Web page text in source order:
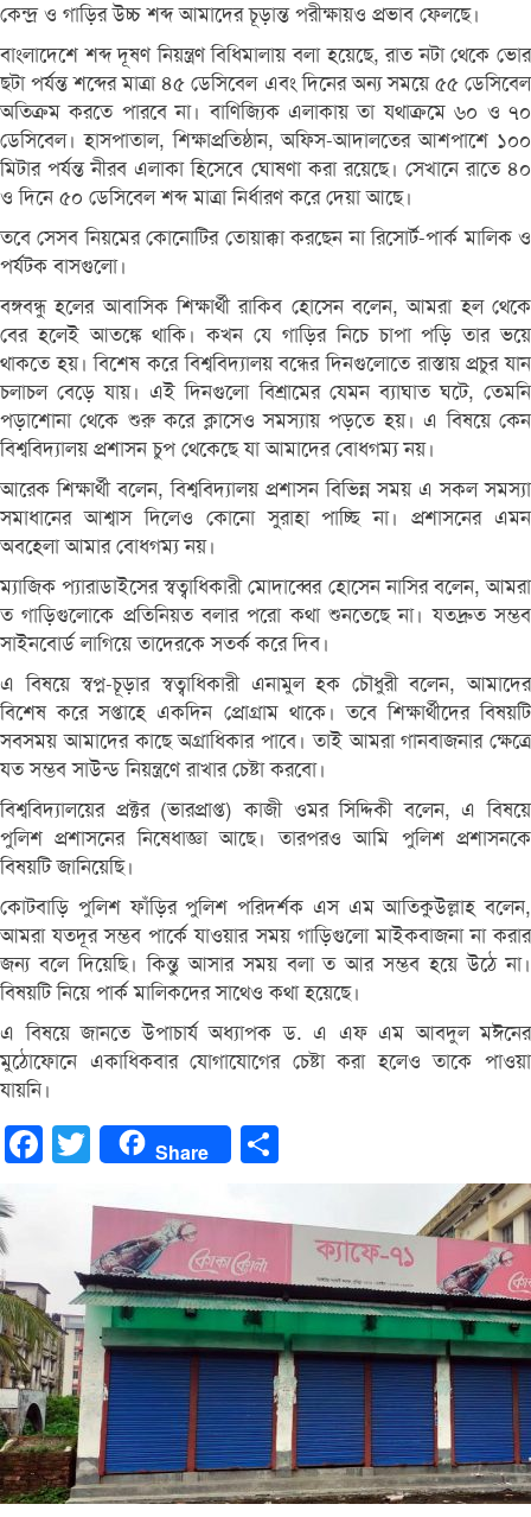
কেন্দ্র ও গাড়ির উচ্চ শব্দ আমাদের চূড়ান্ত পরীক্ষায়ও প্রভাব ফেলছে।
বাংলাদেশে শব্দ দূষণ নিয়ন্ত্রণ বিধিমালায় বলা হয়েছে, রাত নটা থেকে ভোর
ছটা পর্যন্ত শব্দের মাত্রা ৪৫ ডেসিবেল এবং দিনের অন্য সময়ে ৫৫ ডেসিবেল
অতিক্রম করতে পারবে না। বাণিজ্যিক এলাকায় তা যথাক্রমে ৬০ ও ৭০
ডেসিবেল। হাসপাতাল, শিক্ষাপ্রতিষ্ঠান, অফিস-আদালতের আশপাশে ১০০
মিটার পর্যন্ত নীরব এলাকা হিসেবে ঘোষণা করা রয়েছে। সেখানে রাতে ৪০
ও দিনে ৫০ ডেসিবেল শব্দ মাত্রা নির্ধারণ করে দেয়া আছে।
তবে সেসব নিয়মের কোনোটির তোয়াক্কা করছেন না রিসোর্ট-পার্ক মালিক ও
পর্যটক বাসগুলো।
বঙ্গবন্ধু হলের আবাসিক শিক্ষার্থী রাকিব হোসেন বলেন, আমরা হল থেকে
বের হলেই আতঙ্কে থাকি। কখন যে গাড়ির নিচে চাপা পড়ি তার ভয়ে
থাকতে হয়। বিশেষ করে বিশ্ববিদ্যালয় বন্ধের দিনগুলোতে রাস্তায় প্রচুর যান
চলাচল বেড়ে যায়। এই দিনগুলো বিশ্রামের যেমন ব্যাঘাত ঘটে, তেমনি
পড়াশোনা থেকে শুরু করে ক্লাসেও সমস্যায় পড়তে হয়। এ বিষয়ে কেন
বিশ্ববিদ্যালয় প্রশাসন চুপ থেকেছে যা আমাদের বোধগম্য নয়।
আরেক শিক্ষার্থী বলেন, বিশ্ববিদ্যালয় প্রশাসন বিভিন্ন সময় এ সকল সমস্যা
সমাধানের আশ্বাস দিলেও কোনো সুরাহা পাচ্ছি না। প্রশাসনের এমন
অবহেলা আমার বোধগম্য নয়।
ম্যাজিক প্যারাডাইসের স্বত্বাধিকারী মোদাব্বের হোসেন নাসির বলেন, আমরা
ত গাড়িগুলোকে প্রতিনিয়ত বলার পরো কথা শুনতেছে না। যতদ্রুত সম্ভব
সাইনবোর্ড লাগিয়ে তাদেরকে সতর্ক করে দিব।
এ বিষয়ে স্বপ্ন-চূড়ার স্বত্বাধিকারী এনামুল হক চৌধুরী বলেন, আমাদের
বিশেষ করে সপ্তাহে একদিন প্রোগ্রাম থাকে। তবে শিক্ষার্থীদের বিষয়টি
সবসময় আমাদের কাছে অগ্রাধিকার পাবে। তাই আমরা গানবাজনার ক্ষেত্রে
যত সম্ভব সাউন্ড নিয়ন্ত্রণে রাখার চেষ্টা করবো।
বিশ্ববিদ্যালয়ের প্রক্টর (ভারপ্রাপ্ত) কাজী ওমর সিদ্দিকী বলেন, এ বিষয়ে
পুলিশ প্রশাসনের নিষেধাজ্ঞা আছে। তারপরও আমি পুলিশ প্রশাসনকে
বিষয়টি জানিয়েছি।
কোটবাড়ি পুলিশ ফাঁড়ির পুলিশ পরিদর্শক এস এম আতিকুউল্লাহ বলেন,
আমরা যতদূর সম্ভব পার্কে যাওয়ার সময় গাড়িগুলো মাইকবাজনা না করার
জন্য বলে দিয়েছি। কিন্তু আসার সময় বলা ত আর সম্ভব হয়ে উঠে না।
বিষয়টি নিয়ে পার্ক মালিকদের সাথেও কথা হয়েছে।
এ বিষয়ে জানতে উপাচার্য অধ্যাপক ড. এ এফ এম আবদুল মঈনের
মুঠোফোনে একাধিকবার যোগাযোগের চেষ্টা করা হলেও তাকে পাওয়া
যায়নি।
FacebookTwitter Share